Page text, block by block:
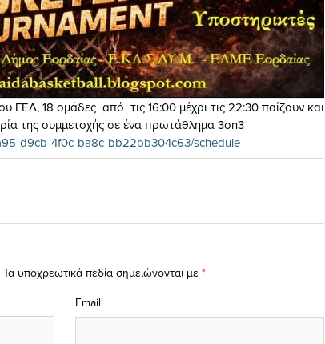
18 ομάδες από τις 16:00 μέχρι τις 22:30 παίζουν και
της συμμετοχής σε ένα πρωτάθλημα 3on3
d9cb-4f0c-ba8c-bb22bb304c63/schedule
Τα υποχρεωτικά πεδία σημειώνονται με *
Email